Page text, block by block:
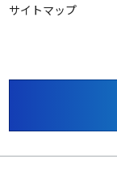
サイトマップ